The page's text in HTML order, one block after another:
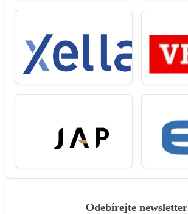
Odebírejte newsletter